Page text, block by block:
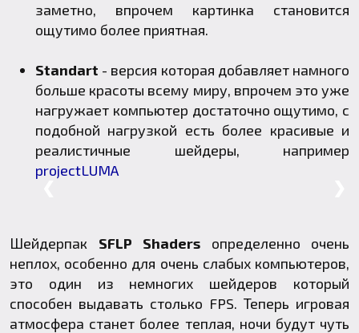
заметно, впрочем картинка становится
ощутимо более приятная.
Standart - версия которая добавляет намного
больше красоты всему миру, впрочем это уже
нагружает компьютер достаточно ощутимо, с
подобной нагрузкой есть более красивые и
реалистичные шейдеры, например
projectLUMA
Шейдерпак SFLP Shaders определенно очень
неплох, особенно для очень слабых компьютеров,
это один из немногих шейдеров который
способен выдавать столько FPS. Теперь игровая
атмосфера станет более теплая, ночи будут чуть